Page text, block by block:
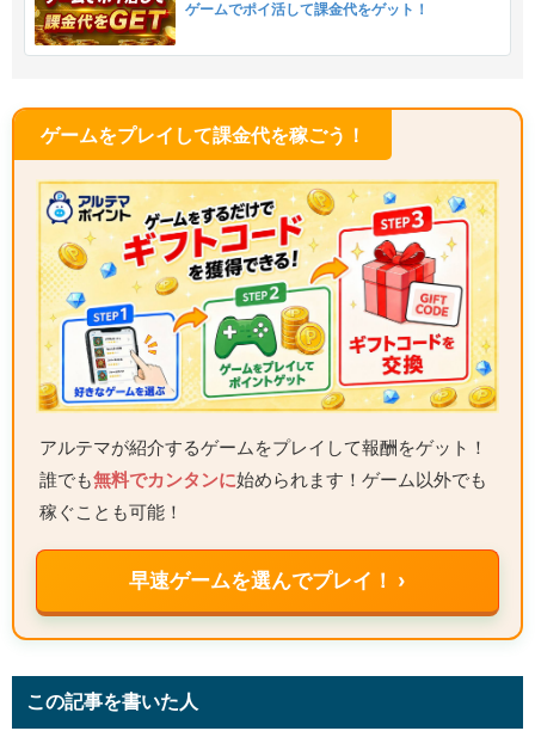
ゲームでポイ活して課金代をゲット！
ゲームをプレイして課金代を稼ごう！
アルテマが紹介するゲームをプレイして報酬をゲット！
誰でも無料でカンタンに始められます！ゲーム以外でも
稼ぐことも可能！
早速ゲームを選んでプレイ！ ›
この記事を書いた人